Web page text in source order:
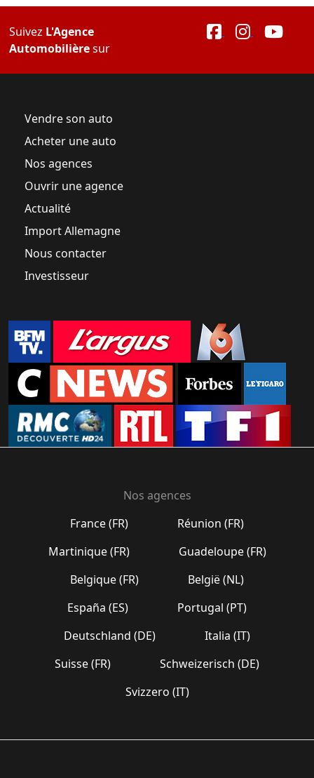
Suivez L'Agence
Automobilièresur
Vendre son auto
Acheter une auto
Nos agences
Ouvrir une agence
Actualité
Import Allemagne
Nous contacter
Investisseur
Nos agences
France (FR)
Réunion (FR)
Martinique (FR)
Guadeloupe (FR)
Belgique (FR)
België (NL)
España (ES)
Portugal (PT)
Deutschland (DE)
Italia (IT)
Suisse (FR)
Schweizerisch (DE)
Svizzero (IT)